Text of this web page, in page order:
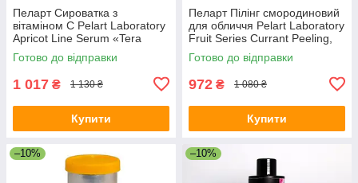
Пеларт Сироватка з
вітаміном C Pelart Laboratory
Apricot Line Serum «Tera
Vitale» With Vitamin C, 30 мл
Готово до відправки
1 017 ₴ 1 130 ₴
Купити
Пеларт Пілінг смородиновий
для обличчя Pelart Laboratory
Fruit Series Currant Peeling,
100 мл
Готово до відправки
972 ₴ 1 080 ₴
Купити
–10% –10%